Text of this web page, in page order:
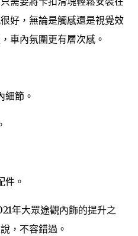
好，無論是觸感還是視覺效
車內氛圍更有層次感。
細節。
件。
年大眾途觀內飾的提升之
，不容錯過。